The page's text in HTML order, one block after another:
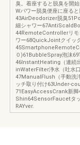
臭。着座すると脱臭を開
Wパワー脱臭便座に座る
43AirDeodorizer脱臭
細シャワー
44RemoteControllerリモ
ワー68QuickJointクイッ
０)61BubbleSpray泡沫
46InstantHeating（連続
inWaterFilter浄水（吐水
47ManualFlush（手動洗
ッチ取り付け63Under-
71EasyAccessCrank新
Shin64SensorFaucetタ
RAYver.